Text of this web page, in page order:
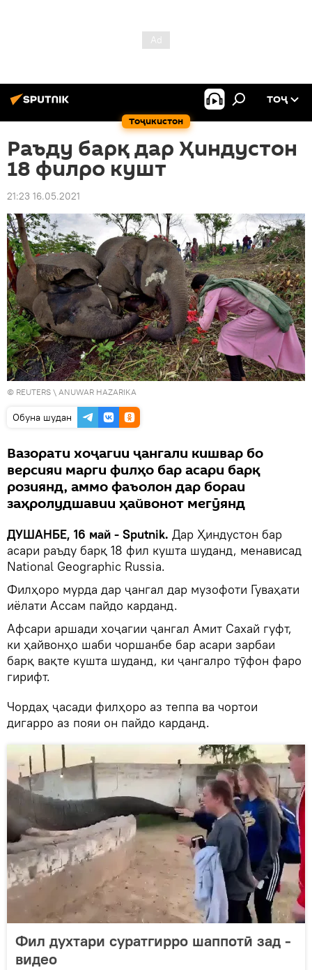
Тоҷикистон
ТОҶ
Раъду барқ дар Ҳиндустон
18 филро кушт
21:23 16.05.2021
© REUTERS \ ANUWAR HAZARIKA
Обуна шудан
Вазорати хоҷагии ҷангали кишвар бо
версияи марги филҳо бар асари барқ ​​
розиянд, аммо фаъолон дар бораи
заҳролудшавии ҳайвонот мегӯянд
ДУШАНБЕ, 16 май - Sputnik. Дар Ҳиндустон бар
асари раъду барқ 18 фил кушта шуданд, менависад
National Geographic Russia.
Филҳоро мурда дар ҷангал дар музофоти Гуваҳати
иёлати Ассам пайдо карданд.
Афсари аршади хоҷагии ҷангал Амит Сахай гуфт,
ки ҳайвонҳо шаби чоршанбе бар асари зарбаи
барқ вақте кушта шуданд, ки ҷангалро тӯфон фаро
гирифт.
Чордаҳ ҷасади филҳоро аз теппа ва чортои
дигарро аз пояи он пайдо карданд.
Фил духтари суратгирро шаппотӣ зад -
видео